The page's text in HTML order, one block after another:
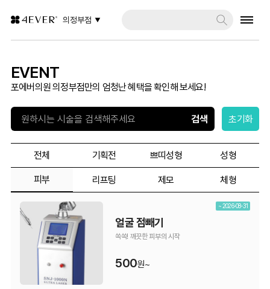
의정부점
EVENT
포에버의원 의정부점만의 엄청난 혜택을 확인해 보세요!
초기화
전체 기획전 쁘띠성형 성형
피부 리프팅 제모 체형
얼굴 점빼기
쏙쏙! 깨끗한 피부의 시작
~ 2026-08-31
500원~